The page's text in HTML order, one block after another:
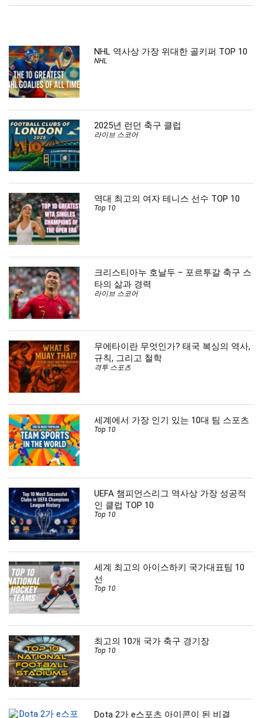
NHL 역사상 가장 위대한 골키퍼 TOP 10
NHL
2025년 런던 축구 클럽
라이브 스코어
역대 최고의 여자 테니스 선수 TOP 10
Top 10
크리스티아누 호날두 – 포르투갈 축구 스
타의 삶과 경력
라이브 스코어
무에타이란 무엇인가? 태국 복싱의 역사,
규칙, 그리고 철학
격투 스포츠
세계에서 가장 인기 있는 10대 팀 스포츠
Top 10
UEFA 챔피언스리그 역사상 가장 성공적
인 클럽 TOP 10
Top 10
세계 최고의 아이스하키 국가대표팀 10
선
Top 10
최고의 10개 국가 축구 경기장
Top 10
Dota 2가 e스포츠 아이콘이 된 비결